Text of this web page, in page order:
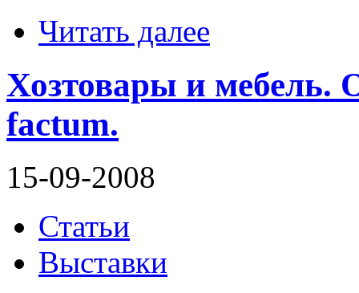
Читать далее
Хозтовары и мебель.
factum.
15-09-2008
Статьи
Выставки